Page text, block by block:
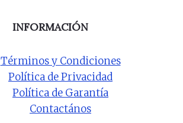
INFORMACIÓN
Términos y Condiciones
Política de Privacidad
Política de Garantía
Contactános